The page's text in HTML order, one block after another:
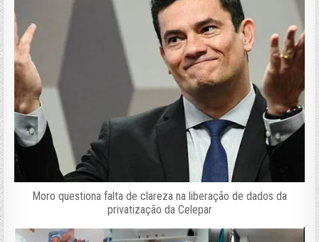
Moro questiona falta de clareza na liberação de dados da
privatização da Celepar